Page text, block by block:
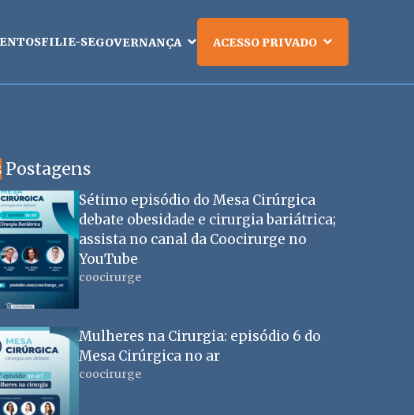
FILIE-SEGOVERNANÇA ACESSO PRIVADO
Postagens
Sétimo episódio do Mesa Cirúrgica
debate obesidade e cirurgia bariátrica;
assista no canal da Coocirurge no
YouTube
coocirurge
Mulheres na Cirurgia: episódio 6 do
Mesa Cirúrgica no ar
coocirurge